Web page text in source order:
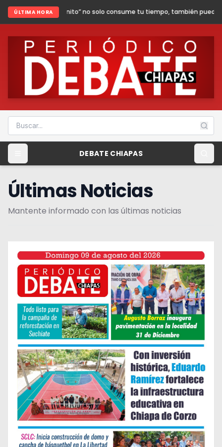
ÚLTIMA HORA
no solo consume tu tiempo, también puede poner en riesgo tu
DEBATE CHIAPAS
Últimas Noticias
Mantente informado con las últimas noticias